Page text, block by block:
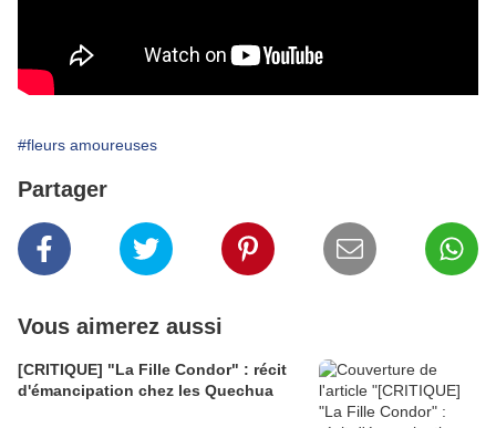
#fleurs amoureuses
Partager
Vous aimerez aussi
[CRITIQUE] "La Fille Condor" : récit
d'émancipation chez les Quechua